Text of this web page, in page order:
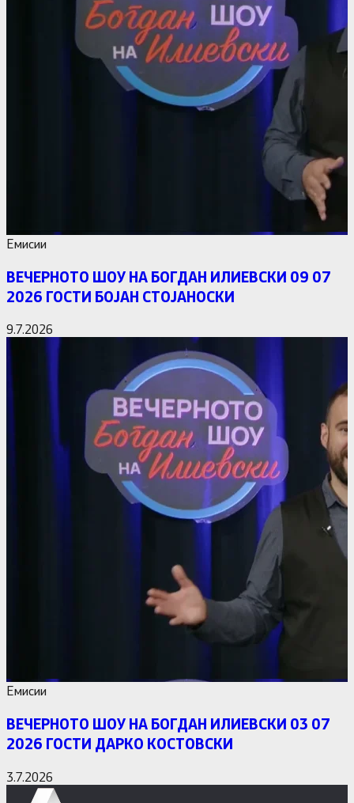
Емисии
ВЕЧЕРНОТО ШОУ НА БОГДАН ИЛИЕВСКИ 09 07
2026 ГОСТИ БОЈАН СТОЈАНОСКИ
9.7.2026
Емисии
ВЕЧЕРНОТО ШОУ НА БОГДАН ИЛИЕВСКИ 03 07
2026 ГОСТИ ДАРКО КОСТОВСКИ
3.7.2026